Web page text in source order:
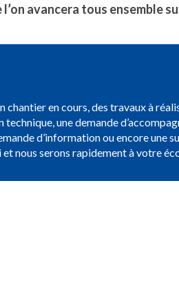
avancera tous ensemble
chantier en cours, des travaux à
une demande
d’information ou encore une
nous serons rapidement à votre